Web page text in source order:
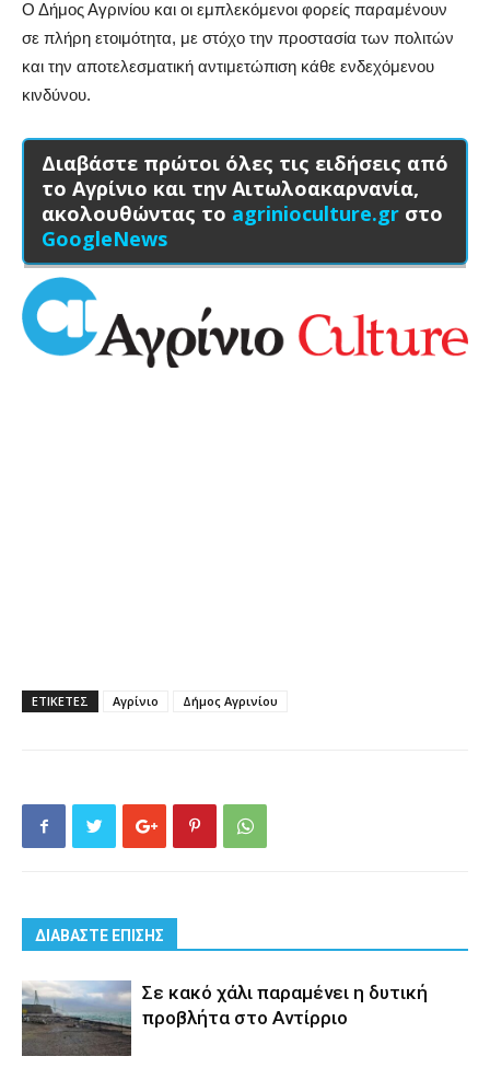
Ο Δήμος Αγρινίου και οι εμπλεκόμενοι φορείς παραμένουν
σε πλήρη ετοιμότητα, με στόχο την προστασία των πολιτών
και την αποτελεσματική αντιμετώπιση κάθε ενδεχόμενου
κινδύνου.
Διαβάστε πρώτοι όλες τις ειδήσεις από
το Αγρίνιο και την Αιτωλοακαρνανία,
ακολουθώντας το agrinioculture.gr στο
GoogleNews
ΕΤΙΚΕΤΕΣ Αγρίνιο Δήμος Αγρινίου
ΔΙΑΒΑΣΤΕ ΕΠΙΣΗΣ
Σε κακό χάλι παραμένει η δυτική
προβλήτα στο Αντίρριο